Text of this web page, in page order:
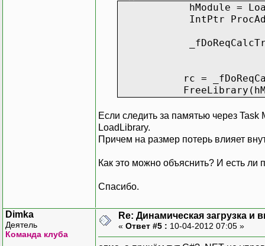
hModule
IntPtr ProcAddr =
_fDoReqCalcTree =
rc =
Если следить за памятью через
LoadLibrary.
Причем на размер потерь влияет
Как это можно объяснить? И есть ли
Спасибо.
Dimka
Деятель
Команда клуба
Re: Динамическая загрузка и
« Ответ #5 : 10-04-2012 07:05 »